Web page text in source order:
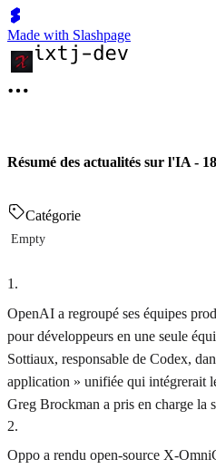
Made with Slashpage
Résumé des actualités sur l'IA -
Catégorie
Empty
1 .
OpenAI a regroupé ses équipes
pour développeurs en une seule
Sottiaux, responsable de Codex,
application » unifiée qui intégrerait
Greg Brockman a pris en charge la
2.
Oppo a rendu open-source X-